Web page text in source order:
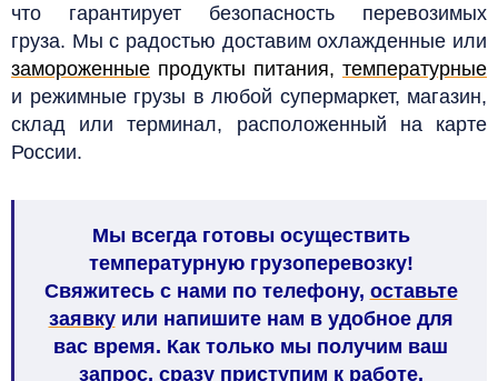
что гарантирует безопасность перевозимых
груза. Мы с радостью доставим охлажденные или
замороженные продукты питания, температурные
и режимные грузы в любой супермаркет, магазин,
склад или терминал, расположенный на карте
России.
Мы всегда готовы осуществить
температурную грузоперевозку!
Свяжитесь с нами по телефону, оставьте
заявкуили напишите нам в удобное для
вас время. Как только мы получим ваш
запрос, сразу приступим к работе.